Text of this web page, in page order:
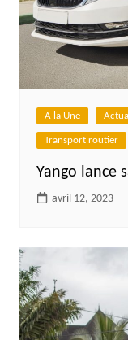
A la Une
Transport routier
Yango lance
avril 12, 2023